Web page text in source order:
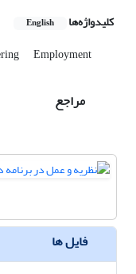
کلیدواژه‌ها English
Employment
مراجع
فایل ها